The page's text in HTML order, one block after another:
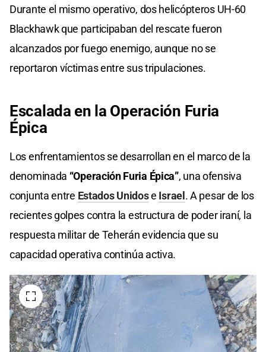
Durante el mismo operativo, dos helicópteros UH-60
Blackhawk que participaban del rescate fueron
alcanzados por fuego enemigo, aunque no se
reportaron víctimas entre sus tripulaciones.
Escalada en la Operación Furia
Épica
Los enfrentamientos se desarrollan en el marco de la
denominada “Operación Furia Épica”, una ofensiva
conjunta entre Estados Unidose Israel . A pesar de los
recientes golpes contra la estructura de poder iraní, la
respuesta militar de Teherán evidencia que su
capacidad operativa continúa activa.